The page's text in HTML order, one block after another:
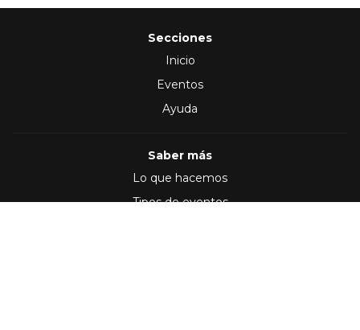
Secciones
Inicio
Eventos
Ayuda
Saber más
Lo que hacemos
Tipos de eventos